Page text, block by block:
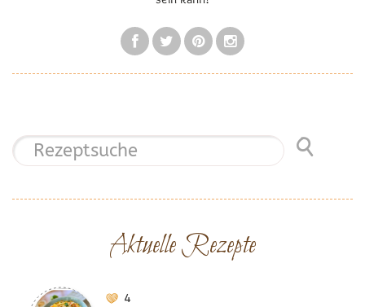
Aktuelle Rezepte
4